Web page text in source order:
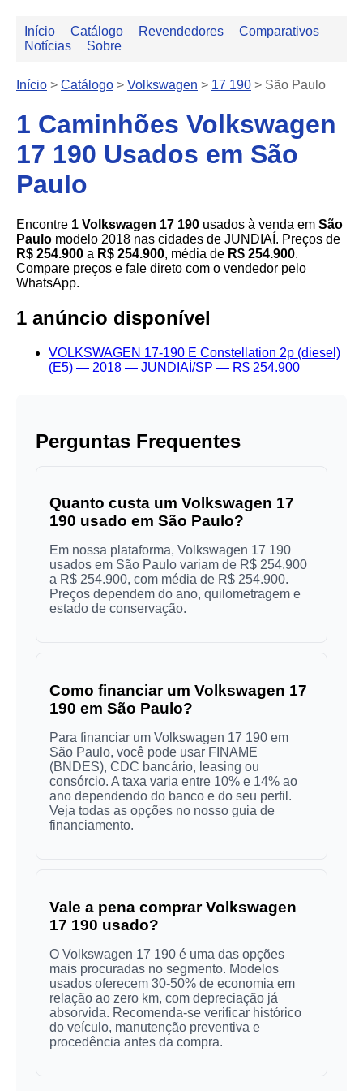
Início Catálogo Revendedores
Comparativos
Notícias
Sobre
Início > Catálogo > Volkswagen > 17 190 > São Paulo
1 Caminhões Volkswagen
17 190 Usados em São
Paulo
Encontre 1 Volkswagen 17 190 usados à venda em São
Paulo modelo 2018 nas cidades de JUNDIAÍ. Preços de
R$ 254.900 a R$ 254.900, média de R$ 254.900.
Compare preços e fale direto com o vendedor pelo
WhatsApp.
1 anúncio disponível
VOLKSWAGEN 17-190 E Constellation 2p (diesel)
(E5) — 2018 — JUNDIAÍ/SP — R$ 254.900
Perguntas Frequentes
Quanto custa um Volkswagen 17
190 usado em São Paulo?
Em nossa plataforma, Volkswagen 17 190
usados em São Paulo variam de R$ 254.900
a R$ 254.900, com média de R$ 254.900.
Preços dependem do ano, quilometragem e
estado de conservação.
Como financiar um Volkswagen 17
190 em São Paulo?
Para financiar um Volkswagen 17 190 em
São Paulo, você pode usar FINAME
(BNDES), CDC bancário, leasing ou
consórcio. A taxa varia entre 10% e 14% ao
ano dependendo do banco e do seu perfil.
Veja todas as opções no nosso guia de
financiamento.
Vale a pena comprar Volkswagen
17 190 usado?
O Volkswagen 17 190 é uma das opções
mais procuradas no segmento. Modelos
usados oferecem 30-50% de economia em
relação ao zero km, com depreciação já
absorvida. Recomenda-se verificar histórico
do veículo, manutenção preventiva e
procedência antes da compra.